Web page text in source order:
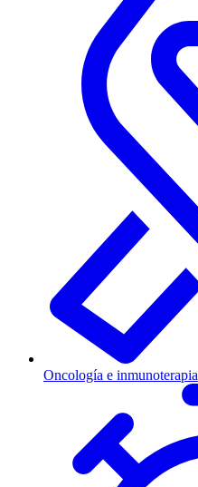
Oncología e inmunoterapia